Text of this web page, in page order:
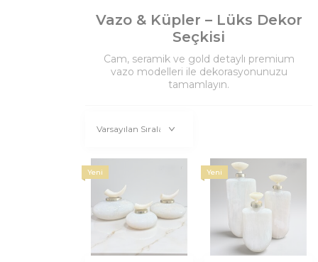
Vazo & Küpler – Lüks Dekor
Seçkisi
Cam, seramik ve gold detaylı premium
vazo modelleri ile dekorasyonunuzu
tamamlayın.
Yeni Yeni